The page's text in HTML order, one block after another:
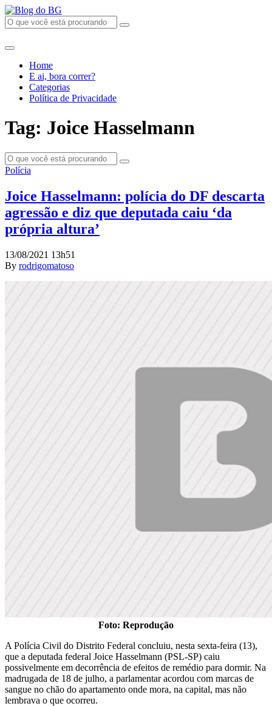
Home
E ai, bora correr?
Categorias
Política de Privacidade
Tag: Joice Hasselmann
Polícia
Joice Hasselmann: polícia do DF descarta
agressão e diz que deputada caiu ‘da
própria altura’
13/08/2021 13h51
By rodrigomatoso
Foto: Reprodução
A Polícia Civil do Distrito Federal concluiu, nesta sexta-feira (13),
que a deputada federal Joice Hasselmann (PSL-SP) caiu
possivelmente em decorrência de efeitos de remédio para dormir. Na
madrugada de 18 de julho, a parlamentar acordou com marcas de
sangue no chão do apartamento onde mora, na capital, mas não
lembrava o que ocorreu.